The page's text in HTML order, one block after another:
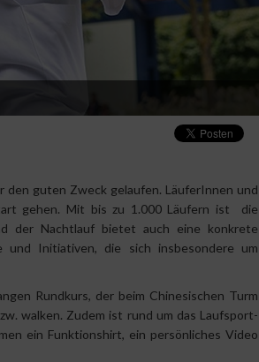
den guten Zweck gelaufen. LäuferInnen und
gehen. Mit bis zu 1.000 Läufern ist die
der Nachtlauf bietet auch eine konkrete
Initiativen, die sich insbesondere um
Rundkurs, der beim Chinesischen Turm
walken. Zudem ist rund um das Laufsport-
ein Funktionshirt, ein persönliches Video